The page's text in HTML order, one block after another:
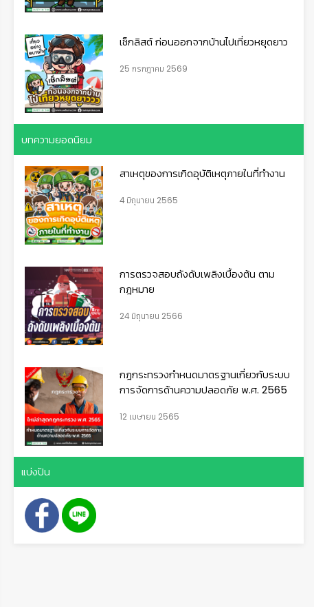
เช็กลิสต์ ก่อนออกจากบ้านไปเที่ยวหยุดยาว
25 กรกฎาคม 2569
บทความยอดนิยม
สาเหตุของการเกิดอุบัติเหตุภายในที่ทำงาน
4 มิถุนายน 2565
การตรวจสอบถังดับเพลิงเบื้องต้น ตาม
กฎหมาย
24 มิถุนายน 2566
กฎกระทรวงกำหนดมาตรฐานเกี่ยวกับระบบ
การจัดการด้านความปลอดภัย พ.ศ. 2565
12 เมษายน 2565
แบ่งปัน